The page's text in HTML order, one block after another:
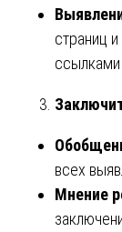
страниц
всех
Мнение